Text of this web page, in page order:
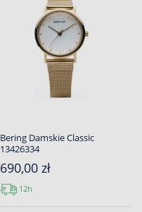
Bering Damskie Classic
13426334
690,00 zł
12h